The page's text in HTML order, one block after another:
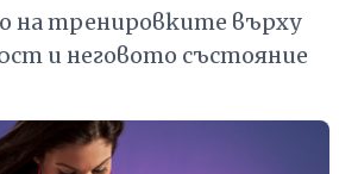
на тренировките върху
и неговото състояние